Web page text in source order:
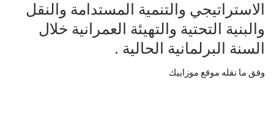
الاستراتيجي والتنمية المستدامة والنقل
والبنية التحتية والتهيئة العمرانية خلال
السنة البرلمانية الحالية .
وفق ما نقله موقع موزاييك